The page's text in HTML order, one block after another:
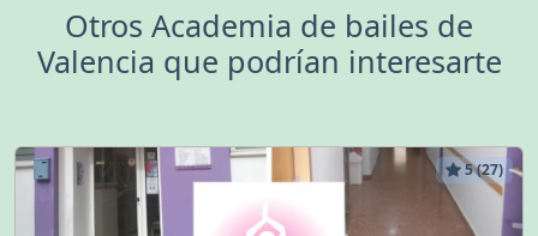
Otros Academia de bailes de
Valencia que podrían interesarte
5 (27)